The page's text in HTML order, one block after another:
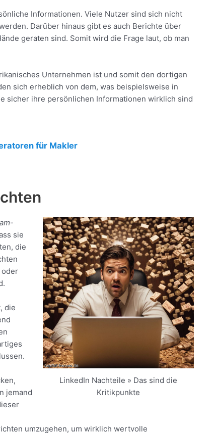
Informationen. Viele Nutzer sind sich nicht
Darüber hinaus gibt es auch Berichte über
geraten sind. Somit wird die Frage laut, ob man
Unternehmen ist und somit den dortigen
sich erheblich von dem, was beispielsweise in
sicher ihre persönlichen Informationen wirklich sind
für Makler
LinkedIn Nachteile » Das sind die
Kritikpunkte
sie
die
oder
die
jemand
umzugehen, um wirklich wertvolle